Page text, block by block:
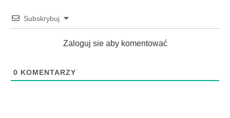
Subskrybuj
Zaloguj sie aby komentować
0 KOMENTARZY